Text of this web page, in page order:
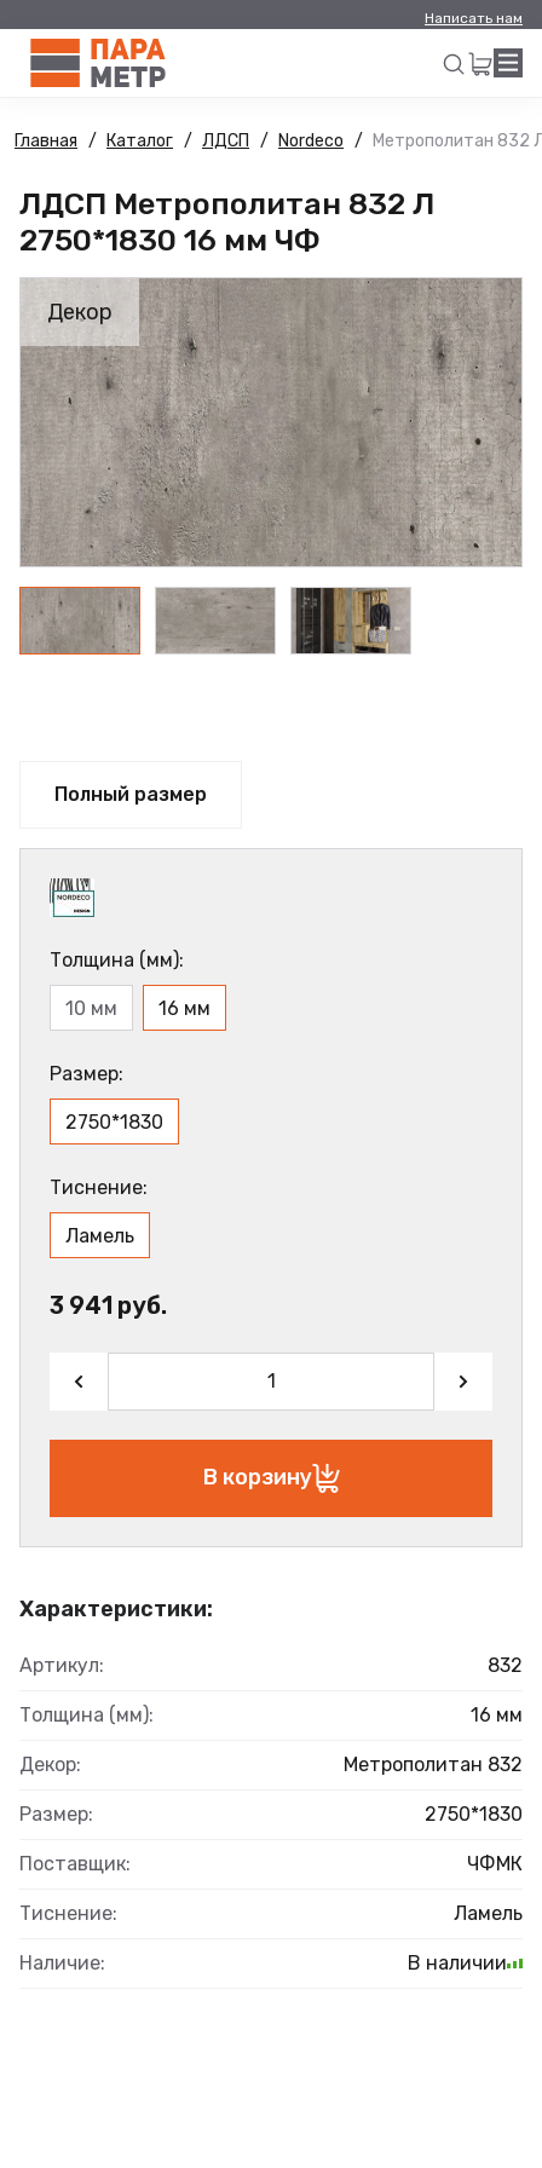
Написать нам
Искать
Главная Каталог ЛДСП Nordeco Метрополитан 832
ЛДСП Метрополитан 832 Л
2750*1830 16 мм ЧФ
Декор
Полный размер
Характеристики:
Артикул: 832
Толщина (мм): 16 мм
Декор: Метрополитан 832
Размер: 2750*1830
Поставщик: ЧФМК
Тиснение: Ламель
Наличие: В наличии
Толщина (мм):
10 мм 16 мм
Размер:
2750*1830
Тиснение:
Ламель
3 941 руб.
В корзину